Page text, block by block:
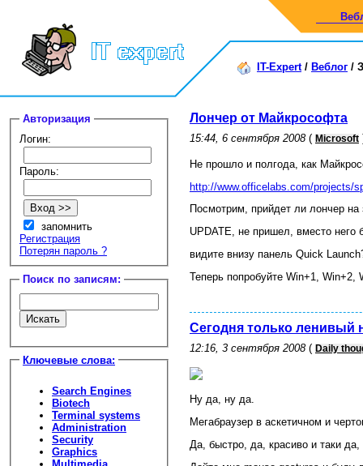
IT-Expert/ Веблог /
Авторизация
Логин:
Пароль:
запомнить
Регистрация
Потерян пароль ?
Поиск по записям:
Ключевые слова:
Search Engines
Biotech
Terminal systems
Administration
Security
Graphics
Лончер от Майкрософта
15:44, 6 сентября 2008 ( Microsoft
Не прошло и полгода, как
http://www.officelabs.com/projects/
Посмотрим, прийдет ли лончер на
UPDATE, не пришел, вместо
видите внизу панель Quick
Теперь попробуйте Win+1, Win+2,
Сегодня только ленивый
12:16, 3 сентября 2008 ( Daily
Ну да, ну да.
Мегабраузер в аскетичном и
Да, быстро, да, красиво и таки да,